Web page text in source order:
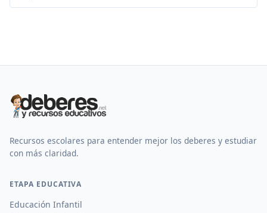
Recursos escolares para entender mejor los deberes y estudiar
con más claridad.
ETAPA EDUCATIVA
Educación Infantil